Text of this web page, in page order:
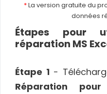
*La version gratuite du
données
Étapes pour
réparation MS
Étape 1-
Réparation pour